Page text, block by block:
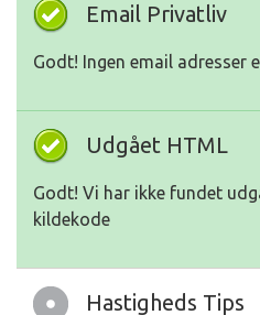
Email Privatliv
Godt! Ingen email adresser
Udgået HTML
Godt! Vi har ikke fundet
kildekode
Hastigheds Tips